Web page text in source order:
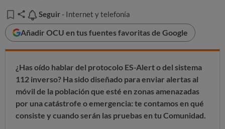
Seguir
Seguir - Internet y telefonía
Añadir OCU en tus fuentes favoritas de Google
¿Has oído hablar del protocolo ES-Alert o del sistema
112 inverso? Ha sido diseñado para enviar alertas al
móvil de la población que esté en zonas amenazadas
por una catástrofe o emergencia: te contamos en qué
consiste y cuando serán las pruebas en tu Comunidad.